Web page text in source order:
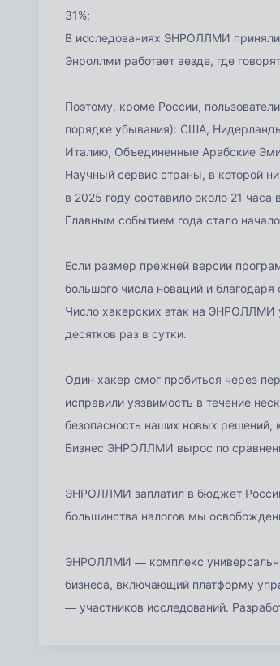
31%;
В исследованиях ЭНРОЛЛМИ приняли
Энроллми работает везде, где
Поэтому, кроме России,
порядке убывания): США,
Италию, Объединенные Арабские
Научный сервис страны, в которой
в 2025 году составило около 21
Главным событием года стало
Если размер прежней версии
большого числа новаций и
Число хакерских атак на ЭНРОЛЛМИ
десятков раз в сутки.
Один хакер смог пробиться через
исправили уязвимость в течение
безопасность наших новых решений,
Бизнес ЭНРОЛЛМИ вырос по
ЭНРОЛЛМИ заплатил в бюджет
большинства налогов мы
ЭНРОЛЛМИ — комплекс
бизнеса, включающий платформу
— участников исследований.